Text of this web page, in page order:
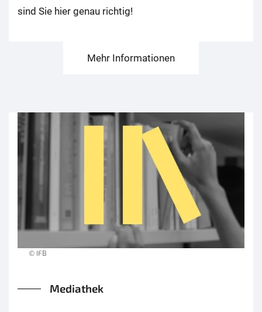
sind Sie hier genau richtig!
Mehr Informationen
© IFB
Mediathek